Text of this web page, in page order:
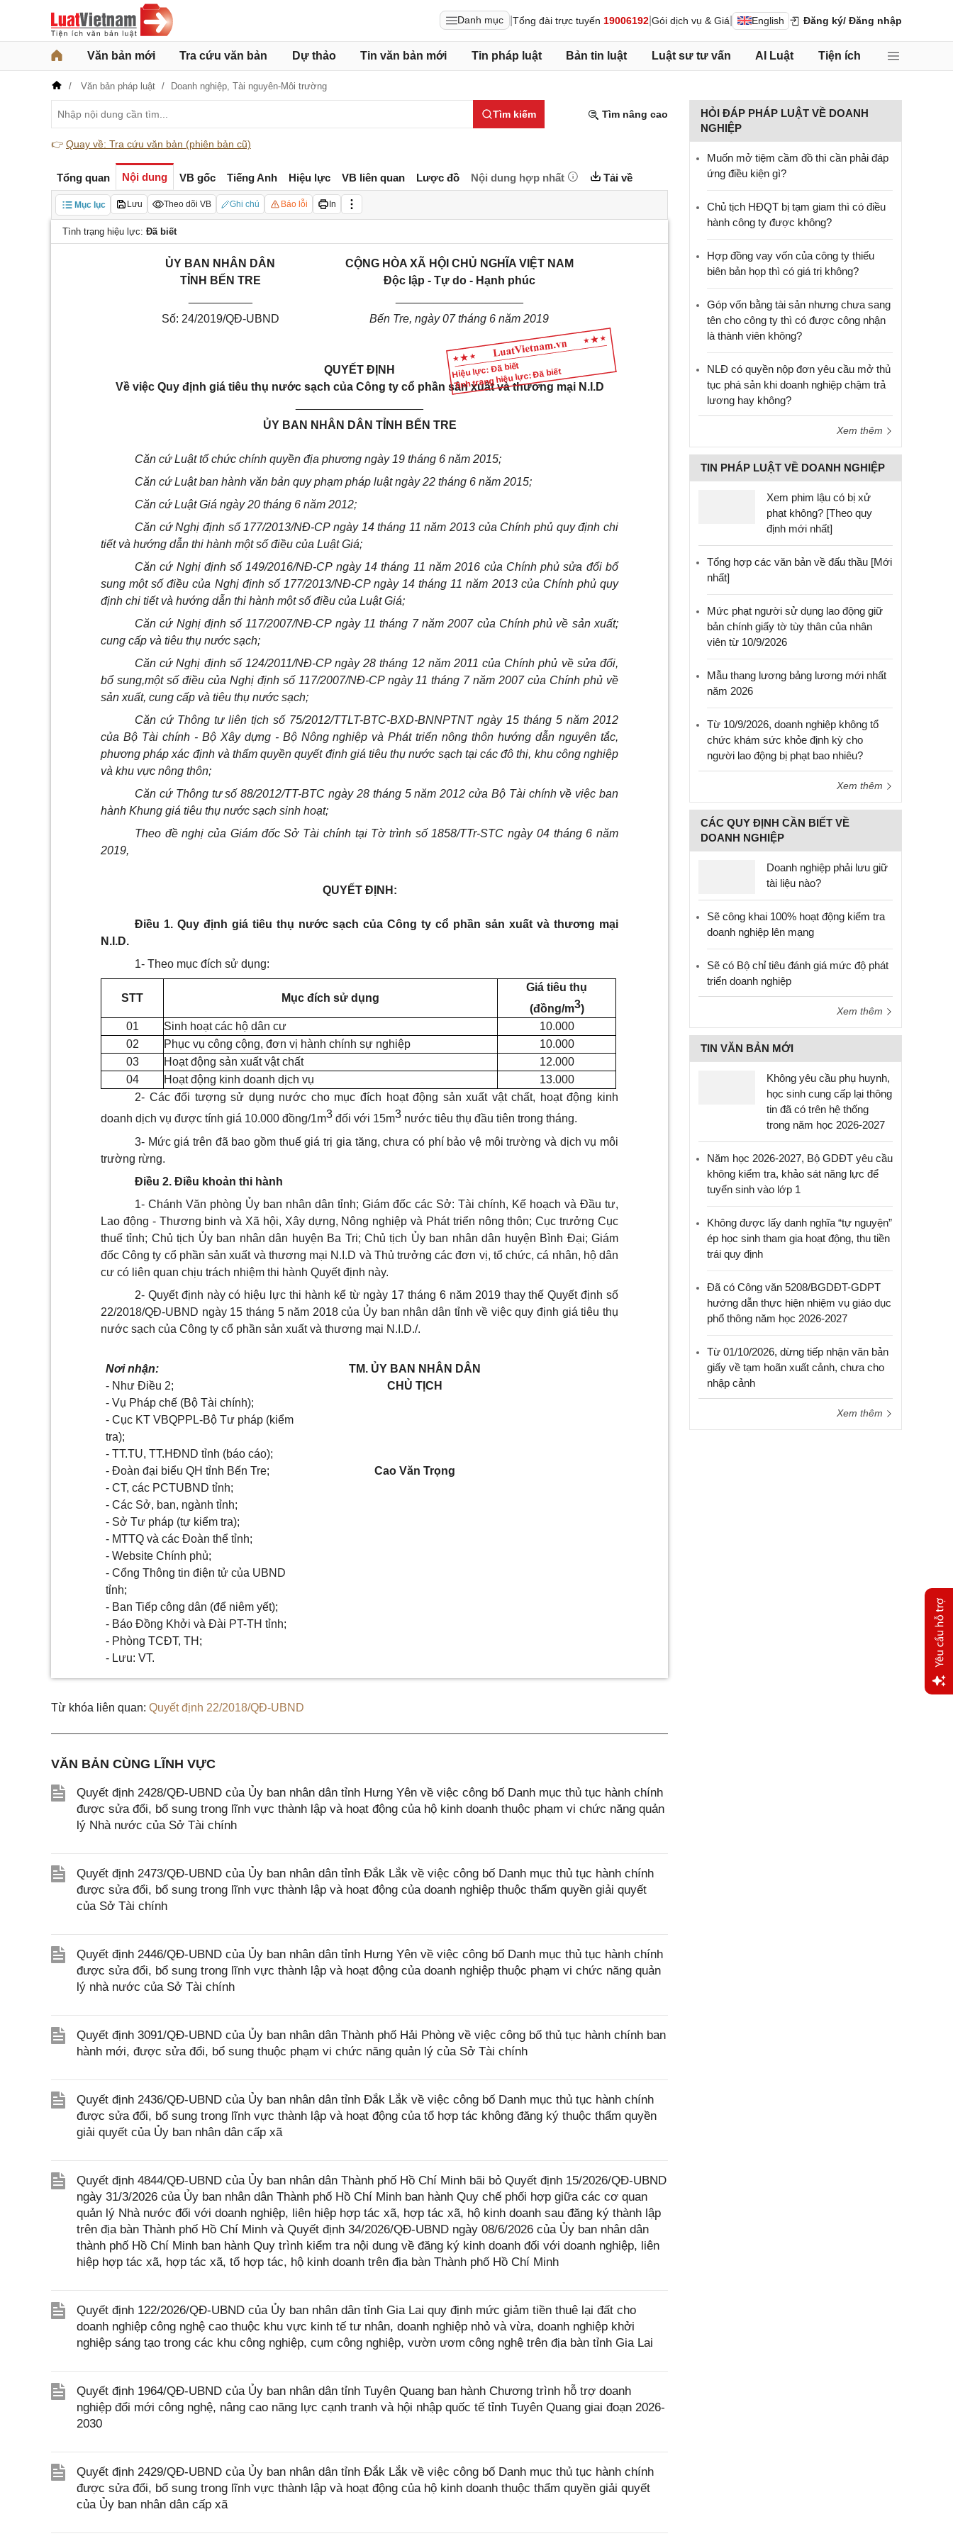
Danh mục Tổng đài trực tuyến 19006192 Gói dịch vụ & Giá English Đăng ký/ Đăng nhập
Văn bản mới Tra cứu văn bản Dự thảo Tin văn bản mới Tin pháp luật Bản tin luật Luật sư tư vấn AI Luật Tiện ích
Văn bản pháp luật Doanh nghiệp, Tài nguyên-Môi trường
Tìm kiếm Tìm nâng cao
👉 Quay về: Tra cứu văn bản (phiên bản cũ)
Tổng quan Nội dung VB gốc Tiếng Anh Hiệu lực VB liên quan Lược đồ Nội dung hợp nhất Tải về
Mục lục Lưu Theo dõi VB Ghi chú Báo lỗi In
Tình trạng hiệu lực: Đã biết
Hiệu lực: Đã biết
Tình trạng hiệu lực: Đã biết
ỦY BAN NHÂN DÂN
TỈNH BẾN TRE
CỘNG HÒA XÃ HỘI CHỦ NGHĨA VIỆT NAM
Độc lập - Tự do - Hạnh phúc
Số: 24/2019/QĐ-UBND Bến Tre, ngày 07 tháng 6 năm 2019
QUYẾT ĐỊNH
Về việc Quy định giá tiêu thụ nước sạch của Công ty cổ phần sản xuất và thương mại N.I.D
ỦY BAN NHÂN DÂN TỈNH BẾN TRE
Căn cứ Luật tổ chức chính quyền địa phương ngày 19 tháng 6 năm 2015;
Căn cứ Luật ban hành văn bản quy phạm pháp luật ngày 22 tháng 6 năm 2015;
Căn cứ Luật Giá ngày 20 tháng 6 năm 2012;
Căn cứ Nghị định số 177/2013/NĐ-CP ngày 14 tháng 11 năm 2013 của Chính phủ quy định chi
tiết và hướng dẫn thi hành một số điều của Luật Giá;
Căn cứ Nghị định số 149/2016/NĐ-CP ngày 14 tháng 11 năm 2016 của Chính phủ sửa đổi bổ
sung một số điều của Nghị định số 177/2013/NĐ-CP ngày 14 tháng 11 năm 2013 của Chính phủ quy
định chi tiết và hướng dẫn thi hành một số điều của Luật Giá;
Căn cứ Nghị định số 117/2007/NĐ-CP ngày 11 tháng 7 năm 2007 của Chính phủ về sản xuất;
cung cấp và tiêu thụ nước sạch;
Căn cứ Nghị định số 124/2011/NĐ-CP ngày 28 tháng 12 năm 2011 của Chính phủ về sửa đổi,
bổ sung,một số điều của Nghị định số 117/2007/NĐ-CP ngày 11 tháng 7 năm 2007 của Chính phủ về
sản xuất, cung cấp và tiêu thụ nước sạch;
Căn cứ Thông tư liên tịch số 75/2012/TTLT-BTC-BXD-BNNPTNT ngày 15 tháng 5 năm 2012
của Bộ Tài chính - Bộ Xây dựng - Bộ Nông nghiệp và Phát triển nông thôn hướng dẫn nguyên tắc,
phương pháp xác định và thẩm quyền quyết định giá tiêu thụ nước sạch tại các đô thị, khu công nghiệp
và khu vực nông thôn;
Căn cứ Thông tư số 88/2012/TT-BTC ngày 28 tháng 5 năm 2012 cửa Bộ Tài chính về việc ban
hành Khung giá tiêu thụ nước sạch sinh hoạt;
Theo đề nghị của Giám đốc Sở Tài chính tại Tờ trình số 1858/TTr-STC ngày 04 tháng 6 năm
2019,
QUYẾT ĐỊNH:
Điều 1. Quy định giá tiêu thụ nước sạch của Công ty cổ phần sản xuất và thương mại
N.I.D.
1- Theo mục đích sử dụng:
STT Mục đích sử dụng
Giá tiêu thụ
(đồng/m3)
01
Sinh hoạt các hộ dân cư
10.000
02
Phục vụ công cộng, đơn vị hành chính sự nghiệp
10.000
03
Hoạt động sản xuất vật chất 12.000
04
Hoạt động kinh doanh dịch vụ
13.000
2- Các đối tượng sử dụng nước cho mục đích hoạt động sản xuất vật chất, hoạt động kinh
doanh dịch vụ được tính giá 10.000 đồng/1m3 đối với 15m3 nước tiêu thụ đầu tiên trong tháng.
3- Mức giá trên đã bao gồm thuế giá trị gia tăng, chưa có phí bảo vệ môi trường và dịch vụ môi
trường rừng.
Điều 2. Điều khoản thi hành
1- Chánh Văn phòng Ủy ban nhân dân tỉnh; Giám đốc các Sở: Tài chính, Kế hoạch và Đầu tư,
Lao động - Thương binh và Xã hội, Xây dựng, Nông nghiệp và Phát triển nông thôn; Cục trưởng Cục
thuế tỉnh; Chủ tịch Ủy ban nhân dân huyện Ba Tri; Chủ tịch Ủy ban nhân dân huyện Bình Đại; Giám
đốc Công ty cổ phần sản xuất và thương mại N.I.D và Thủ trưởng các đơn vị, tổ chức, cá nhân, hộ dân
cư có liên quan chịu trách nhiệm thi hành Quyết định này.
2- Quyết định này có hiệu lực thi hành kể từ ngày 17 tháng 6 năm 2019 thay thế Quyết định số
22/2018/QĐ-UBND ngày 15 tháng 5 năm 2018 của Ủy ban nhân dân tỉnh về việc quy định giá tiêu thụ
nước sạch của Công ty cổ phần sản xuất và thương mại N.I.D./.
Nơi nhận:
- Như Điều 2;
- Vụ Pháp chế (Bộ Tài chính);
- Cục KT VBQPPL-Bộ Tư pháp (kiểm
tra);
- TT.TU, TT.HĐND tỉnh (báo cáo);
- Đoàn đại biểu QH tỉnh Bến Tre;
- CT, các PCTUBND tỉnh;
- Các Sở, ban, ngành tỉnh;
- Sở Tư pháp (tự kiểm tra);
- MTTQ và các Đoàn thể tỉnh;
- Website Chính phủ;
- Cổng Thông tin điện tử của UBND
tỉnh;
- Ban Tiếp công dân (để niêm yết);
- Báo Đồng Khởi và Đài PT-TH tỉnh;
- Phòng TCĐT, TH;
- Lưu: VT.
TM. ỦY BAN NHÂN DÂN
CHỦ TỊCH
Cao Văn Trọng
Từ khóa liên quan: Quyết định 22/2018/QĐ-UBND
VĂN BẢN CÙNG LĨNH VỰC
Quyết định 2428/QĐ-UBND của Ủy ban nhân dân tỉnh Hưng Yên về việc công bố Danh mục thủ tục hành chính
được sửa đổi, bổ sung trong lĩnh vực thành lập và hoạt động của hộ kinh doanh thuộc phạm vi chức năng quản
lý Nhà nước của Sở Tài chính
Quyết định 2473/QĐ-UBND của Ủy ban nhân dân tỉnh Đắk Lắk về việc công bố Danh mục thủ tục hành chính
được sửa đổi, bổ sung trong lĩnh vực thành lập và hoạt động của doanh nghiệp thuộc thẩm quyền giải quyết
của Sở Tài chính
Quyết định 2446/QĐ-UBND của Ủy ban nhân dân tỉnh Hưng Yên về việc công bố Danh mục thủ tục hành chính
được sửa đổi, bổ sung trong lĩnh vực thành lập và hoạt động của doanh nghiệp thuộc phạm vi chức năng quản
lý nhà nước của Sở Tài chính
Quyết định 3091/QĐ-UBND của Ủy ban nhân dân Thành phố Hải Phòng về việc công bố thủ tục hành chính ban
hành mới, được sửa đổi, bổ sung thuộc phạm vi chức năng quản lý của Sở Tài chính
Quyết định 2436/QĐ-UBND của Ủy ban nhân dân tỉnh Đắk Lắk về việc công bố Danh mục thủ tục hành chính
được sửa đổi, bổ sung trong lĩnh vực thành lập và hoạt động của tổ hợp tác không đăng ký thuộc thẩm quyền
giải quyết của Ủy ban nhân dân cấp xã
Quyết định 4844/QĐ-UBND của Ủy ban nhân dân Thành phố Hồ Chí Minh bãi bỏ Quyết định 15/2026/QĐ-UBND
ngày 31/3/2026 của Ủy ban nhân dân Thành phố Hồ Chí Minh ban hành Quy chế phối hợp giữa các cơ quan
quản lý Nhà nước đối với doanh nghiệp, liên hiệp hợp tác xã, hợp tác xã, hộ kinh doanh sau đăng ký thành lập
trên địa bàn Thành phố Hồ Chí Minh và Quyết định 34/2026/QĐ-UBND ngày 08/6/2026 của Ủy ban nhân dân
thành phố Hồ Chí Minh ban hành Quy trình kiểm tra nội dung về đăng ký kinh doanh đối với doanh nghiệp, liên
hiệp hợp tác xã, hợp tác xã, tổ hợp tác, hộ kinh doanh trên địa bàn Thành phố Hồ Chí Minh
Quyết định 122/2026/QĐ-UBND của Ủy ban nhân dân tỉnh Gia Lai quy định mức giảm tiền thuê lại đất cho
doanh nghiệp công nghệ cao thuộc khu vực kinh tế tư nhân, doanh nghiệp nhỏ và vừa, doanh nghiệp khởi
nghiệp sáng tạo trong các khu công nghiệp, cụm công nghiệp, vườn ươm công nghệ trên địa bàn tỉnh Gia Lai
Quyết định 1964/QĐ-UBND của Ủy ban nhân dân tỉnh Tuyên Quang ban hành Chương trình hỗ trợ doanh
nghiệp đổi mới công nghệ, nâng cao năng lực cạnh tranh và hội nhập quốc tế tỉnh Tuyên Quang giai đoạn 2026-
2030
Quyết định 2429/QĐ-UBND của Ủy ban nhân dân tỉnh Đắk Lắk về việc công bố Danh mục thủ tục hành chính
được sửa đổi, bổ sung trong lĩnh vực thành lập và hoạt động của hộ kinh doanh thuộc thẩm quyền giải quyết
của Ủy ban nhân dân cấp xã
HỎI ĐÁP PHÁP LUẬT VỀ DOANH
NGHIỆP
Muốn mở tiệm cầm đồ thì cần phải đáp
ứng điều kiện gì?
Chủ tịch HĐQT bị tạm giam thì có điều
hành công ty được không?
Hợp đồng vay vốn của công ty thiếu
biên bản họp thì có giá trị không?
Góp vốn bằng tài sản nhưng chưa sang
tên cho công ty thì có được công nhận
là thành viên không?
NLĐ có quyền nộp đơn yêu cầu mở thủ
tục phá sản khi doanh nghiệp chậm trả
lương hay không?
Xem thêm
TIN PHÁP LUẬT VỀ DOANH NGHIỆP
Xem phim lậu có bị xử
phạt không? [Theo quy
định mới nhất]
Tổng hợp các văn bản về đấu thầu [Mới
nhất]
Mức phạt người sử dụng lao động giữ
bản chính giấy tờ tùy thân của nhân
viên từ 10/9/2026
Mẫu thang lương bảng lương mới nhất
năm 2026
Từ 10/9/2026, doanh nghiệp không tổ
chức khám sức khỏe định kỳ cho
người lao động bị phạt bao nhiêu?
Xem thêm
CÁC QUY ĐỊNH CẦN BIẾT VỀ
DOANH NGHIỆP
Doanh nghiệp phải lưu giữ
tài liệu nào?
Sẽ công khai 100% hoạt động kiểm tra
doanh nghiệp lên mạng
Sẽ có Bộ chỉ tiêu đánh giá mức độ phát
triển doanh nghiệp
Xem thêm
TIN VĂN BẢN MỚI
Không yêu cầu phụ huynh,
học sinh cung cấp lại thông
tin đã có trên hệ thống
trong năm học 2026-2027
Năm học 2026-2027, Bộ GDĐT yêu cầu
không kiểm tra, khảo sát năng lực để
tuyển sinh vào lớp 1
Không được lấy danh nghĩa “tự nguyện”
ép học sinh tham gia hoạt động, thu tiền
trái quy định
Đã có Công văn 5208/BGDĐT-GDPT
hướng dẫn thực hiện nhiệm vụ giáo dục
phổ thông năm học 2026-2027
Từ 01/10/2026, dừng tiếp nhận văn bản
giấy về tạm hoãn xuất cảnh, chưa cho
nhập cảnh
Xem thêm